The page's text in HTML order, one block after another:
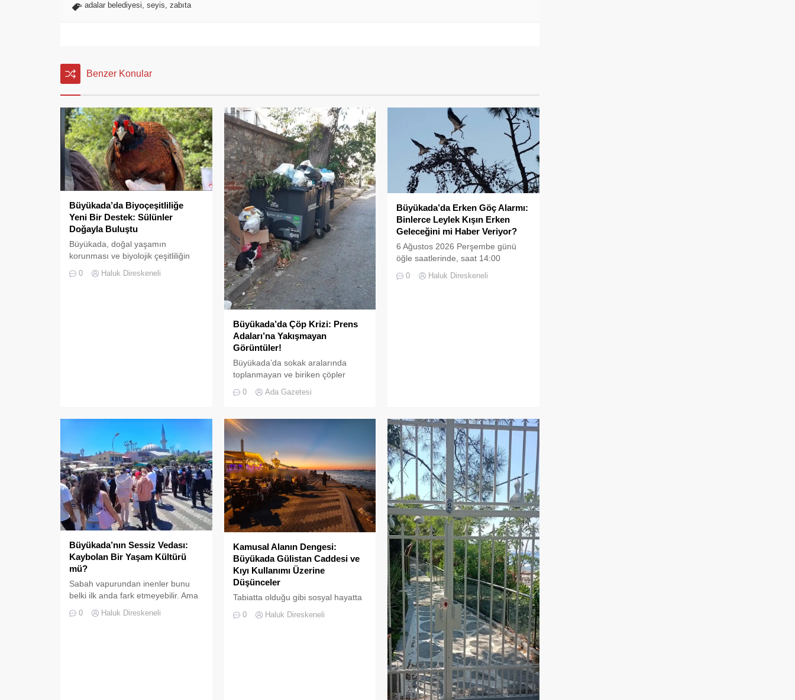
adalar belediyesi, seyis, zabıta
Benzer Konular
Büyükada’da Biyoçeşitliliğe
Yeni Bir Destek: Sülünler
Doğayla Buluştu
Büyükada, doğal yaşamın
korunması ve biyolojik çeşitliliğin
bir uygulamaya daha ev sahipliği
0 Haluk Direskeneli
Büyükada’da Çöp Krizi: Prens
Adaları’na Yakışmayan
Görüntüler!
Büyükada’da sokak aralarında
toplanmayan ve biriken çöpler
oluyor.Özellikle yaz aylarında hem
akınına uğrayan Büyükada’da,
çevre temizliği konusunda yaşanan
aksaklıklar adeta pes dedirtti.
Adanın tarihi ve doğal güzellikleriyle
süslü sokaklarından yansıyan son
görüntüler, çevre sağlığı açısından
tehlike çanlarının çaldığını
gösteriyor. Çöpler Konteynerlere
Sığmıyor,...
0 Ada Gazetesi
Büyükada’da Erken Göç Alarmı:
Binlerce Leylek Kışın Erken
Geleceğini mi Haber Veriyor?
6 Ağustos 2026 Perşembe günü
öğle saatlerinde, saat 14:00
doğanın en görkemli görsel
0 Haluk Direskeneli
Büyükada’nın Sessiz Vedası:
Kaybolan Bir Yaşam Kültürü
mü?
Sabah vapurundan inenler bunu
belki ilk anda fark etmeyebilir. Ama
tanıyanlar bilir; adanın sesi ve
0 Haluk Direskeneli
Kamusal Alanın Dengesi:
Büyükada Gülistan Caddesi ve
Kıyı Kullanımı Üzerine
Düşünceler
Tabiatta olduğu gibi sosyal hayatta
da boşluklar uzun süre karşılıksız
kalmaz; boşaltılan her alan, kısa
0 Haluk Direskeneli